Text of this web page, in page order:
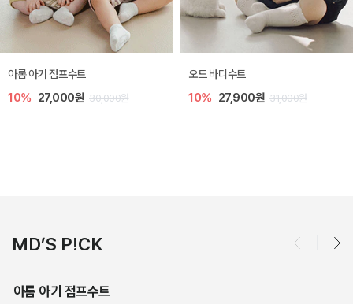
모나 아기 블라우스 세트 [SIZE ~6Y] 로미나 라운지 셋업
MD’S P!CK
아롬 아기 점프수트